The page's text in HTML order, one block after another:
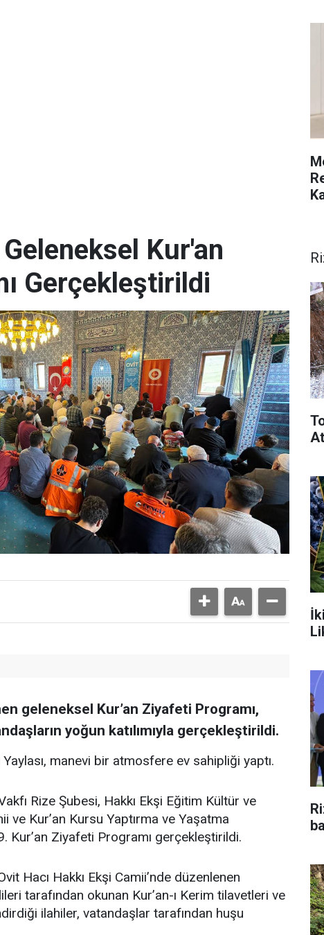
Kur'an
Gerçekleştirildi
geleneksel Kur’an Ziyafeti Programı,
yoğun katılımıyla gerçekleştirildi.
manevi bir atmosfere ev sahipliği yaptı.
Rize Şubesi, Hakkı Ekşi Eğitim Kültür ve
ve Kur’an Kursu Yaptırma ve Yaşatma
Kur’an Ziyafeti Programı gerçekleştirildi.
Hacı Hakkı Ekşi Camii’nde düzenlenen
tarafından okunan Kur’an-ı Kerim tilavetleri ve
ilahiler, vatandaşlar tarafından huşu